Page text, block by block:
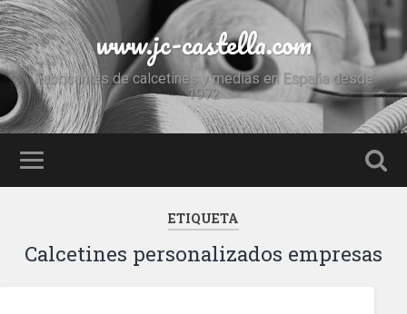
www.jc-castella.com
Fabricantes de calcetines y medias en España desde
1972
ETIQUETA
Calcetines personalizados empresas